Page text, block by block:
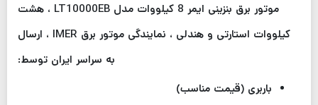
موتور برق بنزینی ایمر 8 کیلووات مدل LT10000EB ، هشت
کیلووات استارتی و هندلی ، نمایندگی موتور برق IMER ، ارسال
به سراسر ایران توسط:
باربری (قیمت مناسب)